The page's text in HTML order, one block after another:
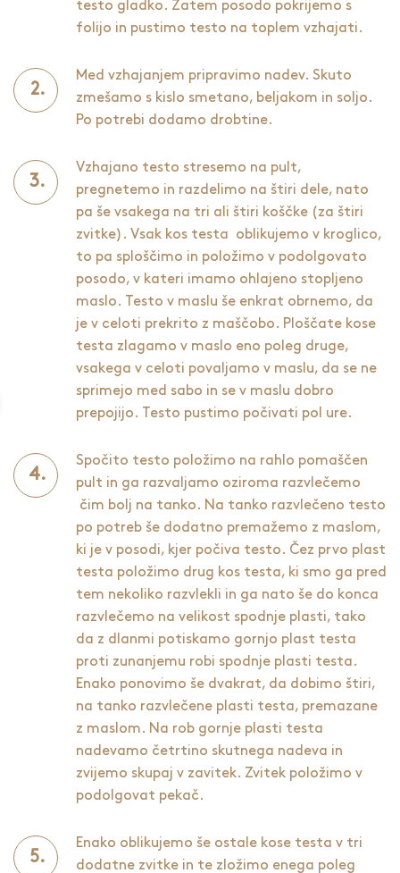
testo gladko. Zatem posodo pokrijemo s
folijo in pustimo testo na toplem vzhajati.
Med vzhajanjem pripravimo nadev. Skuto
zmešamo s kislo smetano, beljakom in soljo.
Po potrebi dodamo drobtine.
Vzhajano testo stresemo na pult,
pregnetemo in razdelimo na štiri dele, nato
pa še vsakega na tri ali štiri koščke (za štiri
zvitke). Vsak kos testa oblikujemo v kroglico,
to pa sploščimo in položimo v podolgovato
posodo, v kateri imamo ohlajeno stopljeno
maslo. Testo v maslu še enkrat obrnemo, da
je v celoti prekrito z maščobo. Ploščate kose
testa zlagamo v maslo eno poleg druge,
vsakega v celoti povaljamo v maslu, da se ne
sprimejo med sabo in se v maslu dobro
prepojijo. Testo pustimo počivati pol ure.
Spočito testo položimo na rahlo pomaščen
pult in ga razvaljamo oziroma razvlečemo
čim bolj na tanko. Na tanko razvlečeno testo
po potreb še dodatno premažemo z maslom,
ki je v posodi, kjer počiva testo. Čez prvo plast
testa položimo drug kos testa, ki smo ga pred
tem nekoliko razvlekli in ga nato še do konca
razvlečemo na velikost spodnje plasti, tako
da z dlanmi potiskamo gornjo plast testa
proti zunanjemu robi spodnje plasti testa.
Enako ponovimo še dvakrat, da dobimo štiri,
na tanko razvlečene plasti testa, premazane
z maslom. Na rob gornje plasti testa
nadevamo četrtino skutnega nadeva in
zvijemo skupaj v zavitek. Zvitek položimo v
podolgovat pekač.
Enako oblikujemo še ostale kose testa v tri
dodatne zvitke in te zložimo enega poleg